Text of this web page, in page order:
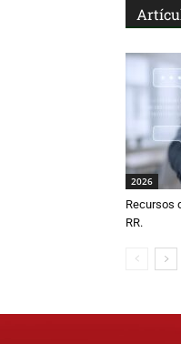
2026
Recursos
RR.